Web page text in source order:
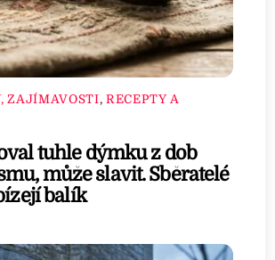
ZAJÍMAVOSTI, RECEPTY A
tuhle dýmku z dob
může slavit. Sběratelé
balík